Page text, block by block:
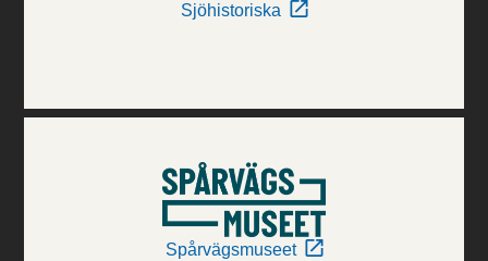
Sjöhistoriska
Spårvägsmuseet